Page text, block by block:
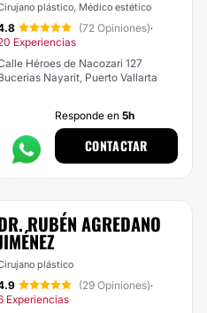
plástico, Médico estético
(72 Opiniones)·
Experiencias
Héroes de Nacozari 127
Nayarit, Puerto Vallarta
Responde en 5h
CONTACTAR
RUBÉN AGREDANO
plástico
(29 Opiniones)·
Experiencias